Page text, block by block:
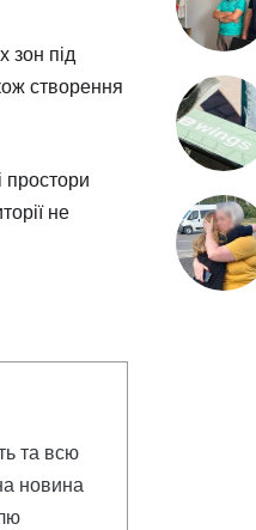
зон під
створення
простори
не
та всю
новина